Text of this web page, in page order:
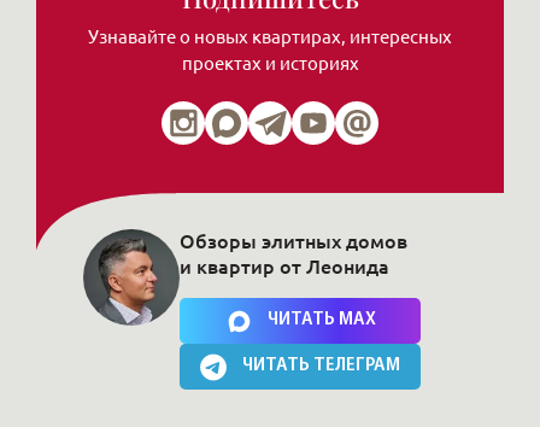
Узнавайте о новых квартирах, интересных
проектах и историях
Нажимая на кнопку, Вы соглашаетесь c политикой сайта
Обзоры элитных домов
и квартир от Леонида
ЧИТАТЬ MAX
ЧИТАТЬ ТЕЛЕГРАМ